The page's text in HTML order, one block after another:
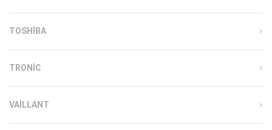
TOSHIBA
TRONIC
VAILLANT